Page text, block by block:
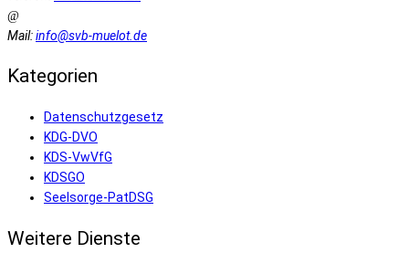
Mail:info@svb-muelot.de
Kategorien
Datenschutzgesetz
KDG-DVO
KDS-VwVfG
KDSGO
Seelsorge-PatDSG
Weitere Dienste